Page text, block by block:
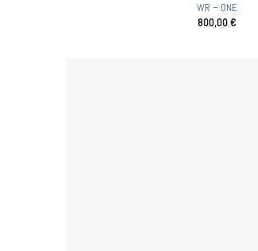
WR – ONE
800,00€